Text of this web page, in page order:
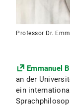
Professor Dr.
Emmanuel
an der
ein